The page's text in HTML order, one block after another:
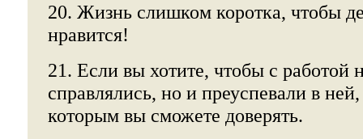
20. Жизнь слишком коротка, чтобы
нравится!
21. Если вы хотите, чтобы с работой
справлялись, но и преуспевали в
которым вы сможете доверять.